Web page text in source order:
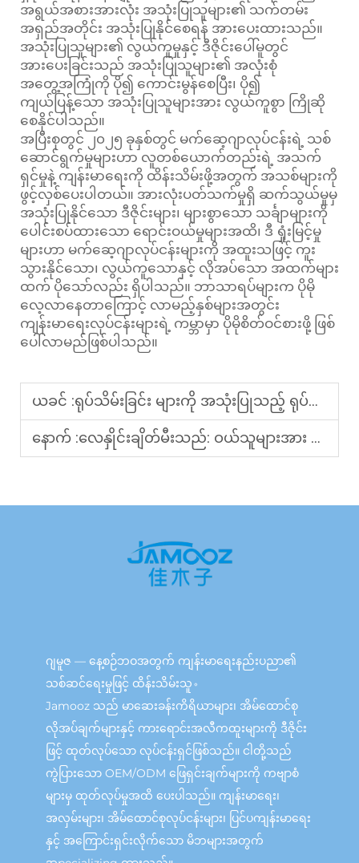
အရွယ်အစားအားလုံး အသုံးပြုသူများ၏ သက်တမ်း
အရှည်အတိုင်း အသုံးပြုနိုင်စေရန် အားပေးထားသည်။
အသုံးပြုသူများ၏ လွယ်ကူမှုနှင့် ဒီဇိုင်းပေါ်မူတွင်
အားပေးခြင်းသည် အသုံးပြုသူများ၏ အလုံးစုံ
အတွေ့အကြုံကို ပို၍ ကောင်းမွန်စေပြီး၊ ပို၍
ကျယ်ပြန့်သော အသုံးပြုသူများအား လွယ်ကူစွာ ကြိုဆို
စေနိုင်ပါသည်။
အပြီးစုတွင် ၂၀၂၅ ခုနှစ်တွင် မက်ဆေ့ဂျာလုပ်ငန်းရဲ့ သစ်
ဆောင်ရွက်မှုများဟာ လူတစ်ယောက်တည်းရဲ့ အသက်
ရှင်မှုနဲ့ ကျန်းမာရေးကို ထိန်းသိမ်းဖို့အတွက် အသစ်များကို
ဖွင့်လှစ်ပေးပါတယ်။ အားလုံးပတ်သက်မှုရှိ ဆက်သွယ်မှုမှ
အသုံးပြုနိုင်သော ဒီဇိုင်းများ၊ များစွာသော သင်္ချာများကို
ပေါင်းစပ်ထားသော ရောင်းဝယ်မှုများအထိ၊ ဒီ ရှုံးမြင့်မှု
များဟာ မက်ဆေ့ဂျာလုပ်ငန်းများကို အထူးသဖြင့် ကူး
သွားနိုင်သော၊ လွယ်ကူသောနှင့် လိုအပ်သော အထက်များ
ထက် ပိုသော်လည်း ရှိပါသည်။ ဘာသာရပ်များက ပိုမို
လေ့လာနေတာကြောင့် လာမည့်နှစ်များအတွင်း
ကျန်းမာရေးလုပ်ငန်းများရဲ့ ကမ္ဘာမှာ ပိုမိုစိတ်ဝင်စားဖို့ ဖြစ်
ပေါ်လာမည်ဖြစ်ပါသည်။
ယခင် :ရုပ်သိမ်းခြင်း များကို အသုံးပြုသည့် ရုပ်သိမ်းမှု ထုတ်ကုန်များ ဘာဖြစ်လဲ။ ဆေးဝါ ရုပ်သိမ်းမှု ဆိုင်များအတွက် အရေးပါသည့် အကြောင်း
နောက် :လေနှိုင်းချိတ်မီးသည်: ဝယ်သူများအား မြင်ကြပါသည့် အမြင်ဆုံး ကျန်းမာရေးထုတ်ကုန်
ဂျမူဇ — နေ့စဉ်ဘဝအတွက် ကျန်းမာရေးနည်းပညာ၏
သစ်ဆင်ရေးမှုဖြင့် ထိန်းသိမ်းသူ。
Jamooz သည် မာဆေးခန်းကိရိယာများ၊ အိမ်ထောင်စု
လိုအပ်ချက်များနှင့် ကားရောင်းအလီကထူးများကို ဒီဇိုင်း
ဖြင့် ထုတ်လုပ်သော လုပ်ငန်းရှင်ဖြစ်သည်။ ငါတို့သည်
ကွဲပြားသော OEM/ODM ဖြေရှင်းချက်များကို ကဗျာစံ
များမှ ထုတ်လုပ်မှုအထိ ပေးပါသည်။ ကျန်းမာရေး၊
အလှမ်းများ၊ အိမ်ထောင်စုလုပ်ငန်းများ၊ ပြင်ပကျန်းမာရေး
နှင့် အကြောင်းရှင်းလိုက်သော မိဘများအတွက်